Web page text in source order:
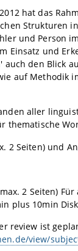
hat das
Strukturen
und Person
Einsatz und
auch den Blick
auf Methodik
aller
thematische
2 Seiten) und
2 Seiten)
plus 10min
review ist
view/